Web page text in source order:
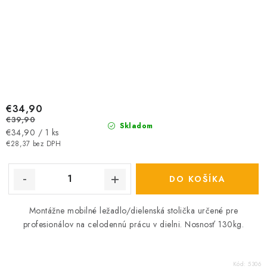
Skladom
€28,37 bez DPH
€34,90
€39,90
Jednotková
cena:
€34,90 / 1 ks
DO KOŠÍKA
Montážne mobilné ležadlo/dielenská stolička určené pre
profesionálov na celodennú prácu v dielni. Nosnosť 130kg.
Kód: 5306